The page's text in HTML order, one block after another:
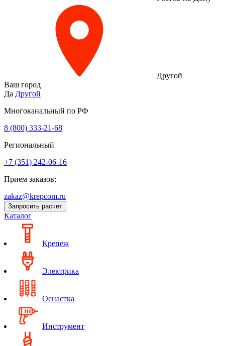
Другой
Ваш город
Да Другой
Многоканальный по РФ
8 (800) 333‑21-68
Региональный
+7 (351) 242-06-16
Прием заказов:
zakaz@krepcom.ru
Запросить расчет
Каталог
Крепеж
Электрика
Оснастка
Инструмент